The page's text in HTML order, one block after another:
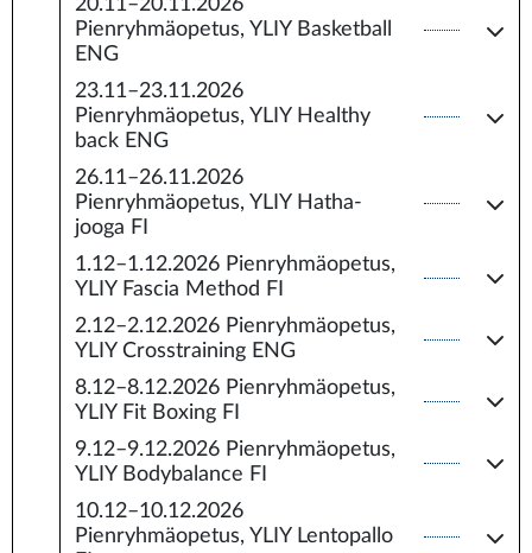
20.11–20.11.2026
Pienryhmäopetus, YLIY Basketball
ENG
23.11–23.11.2026
Pienryhmäopetus, YLIY Healthy
back ENG
26.11–26.11.2026
Pienryhmäopetus, YLIY Hatha-
jooga FI
1.12–1.12.2026 Pienryhmäopetus,
YLIY Fascia Method FI
2.12–2.12.2026 Pienryhmäopetus,
YLIY Crosstraining ENG
8.12–8.12.2026 Pienryhmäopetus,
YLIY Fit Boxing FI
9.12–9.12.2026 Pienryhmäopetus,
YLIY Bodybalance FI
10.12–10.12.2026
Pienryhmäopetus, YLIY Lentopallo